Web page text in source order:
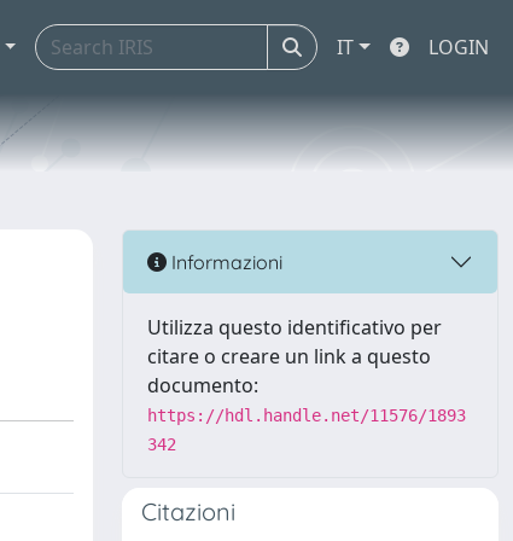
IT LOGIN
Informazioni
Utilizza questo identificativo per
citare o creare un link a questo
documento:
https://hdl.handle.net/11576/1893
342
Citazioni